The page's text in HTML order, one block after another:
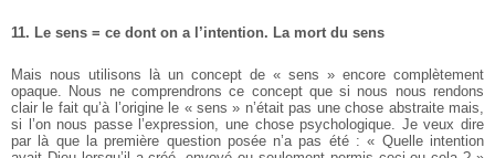
11. Le sens = ce dont on a l’intention. La mort du sens
Mais nous utilisons là un concept de « sens » encore complètement
opaque. Nous ne comprendrons ce concept que si nous nous rendons
clair le fait qu’à l’origine le « sens » n’était pas une chose abstraite mais,
si l’on nous passe l’expression, une chose psychologique. Je veux dire
par là que la première question posée n’a pas été : « Quelle intention